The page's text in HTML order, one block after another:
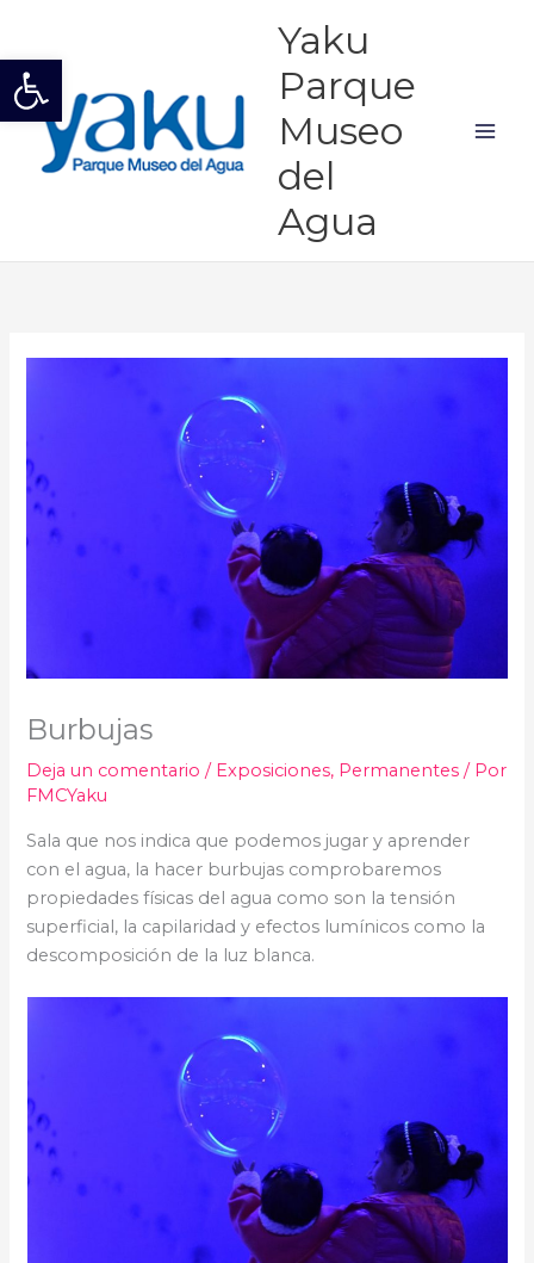
Abrir barra de herramientas
contenido
Yaku
Parque
Museo
del
Agua
Burbujas
Deja un comentario / Exposiciones, Permanentes / Por
FMCYaku
Sala que nos indica que podemos jugar y aprender
con el agua, la hacer burbujas comprobaremos
propiedades físicas del agua como son la tensión
superficial, la capilaridad y efectos lumínicos como la
descomposición de la luz blanca.